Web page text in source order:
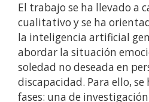
El trabajo se ha llevado a
cualitativo y se ha
la inteligencia artificial
abordar la situación
soledad no deseada en
discapacidad. Para ello,
fases: una de